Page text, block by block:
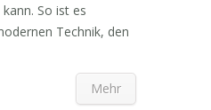
So ist es
Technik, den
Mehr